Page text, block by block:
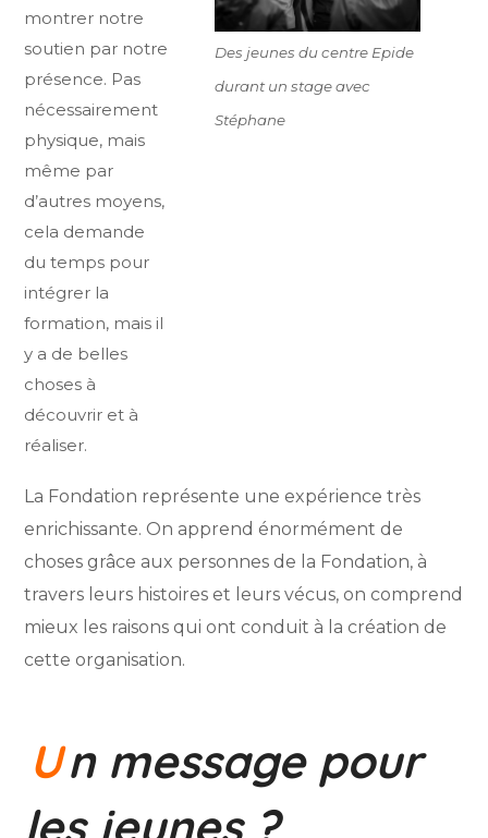
montrer notre
soutien par notre
présence. Pas
nécessairement
physique, mais
même par
d’autres moyens,
cela demande
du temps pour
intégrer la
formation, mais il
y a de belles
choses à
découvrir et à
réaliser.
Des jeunes du centre Epide
durant un stage avec
Stéphane
La Fondation représente une expérience très
enrichissante. On apprend énormément de
choses grâce aux personnes de la Fondation, à
travers leurs histoires et leurs vécus, on comprend
mieux les raisons qui ont conduit à la création de
cette organisation.
Un message pour